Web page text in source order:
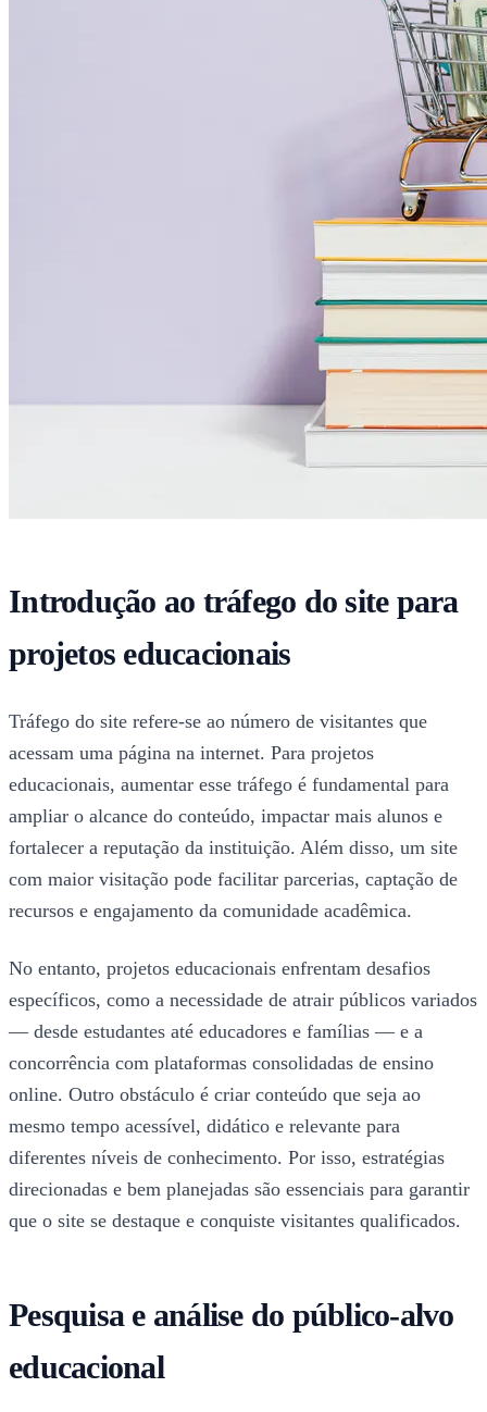
Introdução ao tráfego do site para
projetos educacionais
Tráfego do site refere-se ao número de visitantes que
acessam uma página na internet. Para projetos
educacionais, aumentar esse tráfego é fundamental para
ampliar o alcance do conteúdo, impactar mais alunos e
fortalecer a reputação da instituição. Além disso, um site
com maior visitação pode facilitar parcerias, captação de
recursos e engajamento da comunidade acadêmica.
No entanto, projetos educacionais enfrentam desafios
específicos, como a necessidade de atrair públicos variados
— desde estudantes até educadores e famílias — e a
concorrência com plataformas consolidadas de ensino
online. Outro obstáculo é criar conteúdo que seja ao
mesmo tempo acessível, didático e relevante para
diferentes níveis de conhecimento. Por isso, estratégias
direcionadas e bem planejadas são essenciais para garantir
que o site se destaque e conquiste visitantes qualificados.
Pesquisa e análise do público-alvo
educacional